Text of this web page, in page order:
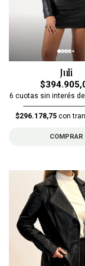
Juli
6 cuotas sin interés
$296.178,75 con
COMPRAR